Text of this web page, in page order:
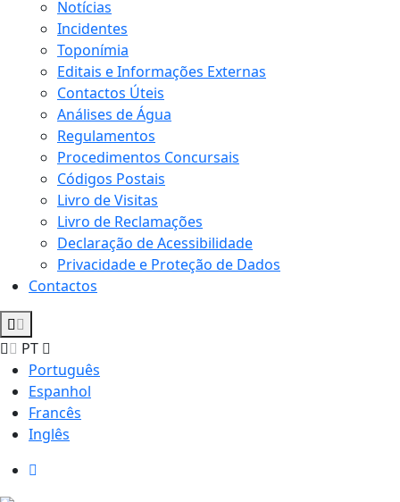
Notícias
Incidentes
Toponímia
Editais e Informações Externas
Contactos Úteis
Análises de Água
Regulamentos
Procedimentos Concursais
Códigos Postais
Livro de Visitas
Livro de Reclamações
Declaração de Acessibilidade
Privacidade e Proteção de Dados
Contactos
PT
Português
Espanhol
Francês
Inglês